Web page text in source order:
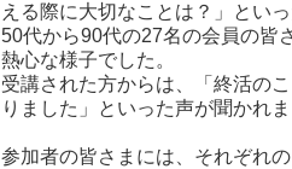
える際に大切なことは？」とい
50代から90代の27名の会員の皆
熱心な様子でした。
受講された方からは、「終活の
りました」といった声が聞かれま
参加者の皆さまには、それぞれ